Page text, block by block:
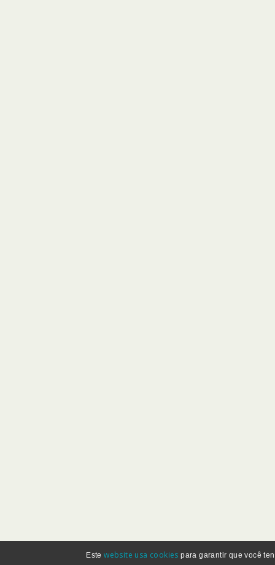
Estewebsite usa cookies para garantir que você